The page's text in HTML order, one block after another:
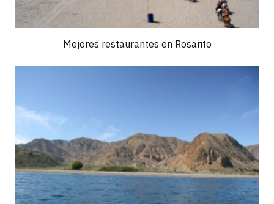
Mejores restaurantes en Rosarito